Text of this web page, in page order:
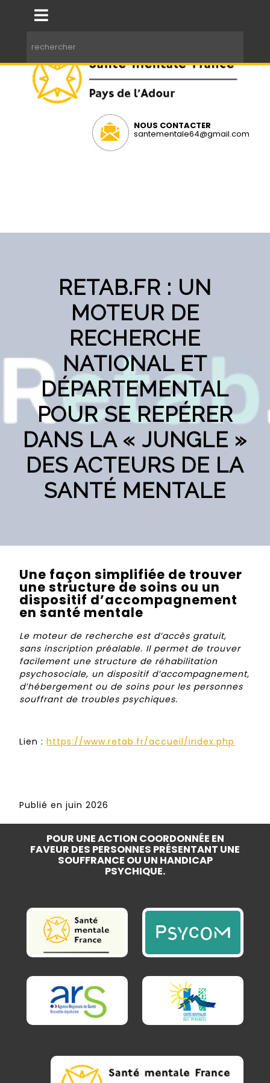
NOUS CONTACTER
santementale64@gmail.com
RETAB.FR : UN
MOTEUR DE
RECHERCHE
NATIONAL ET
DÉPARTEMENTAL
POUR SE REPÉRER
DANS LA « JUNGLE »
DES ACTEURS DE LA
SANTÉ MENTALE
Une façon simplifiée de trouver
une structure de soins ou un
dispositif d’accompagnement
en santé mentale
Le moteur de recherche est d’accès gratuit,
sans inscription préalable. Il permet de trouver
facilement une structure de réhabilitation
psychosociale, un dispositif d’accompagnement,
d’hébergement ou de soins pour les personnes
souffrant de troubles psychiques.
Lien :https://www.retab.fr/accueil/index.php
Publié en juin 2026
POUR UNE ACTION COORDONNÉE EN
FAVEUR DES PERSONNES PRÉSENTANT UNE
SOUFFRANCE OU UN HANDICAP
PSYCHIQUE.